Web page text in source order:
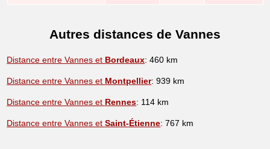
Autres distances de Vannes
Distance entre Vannes et Bordeaux: 460 km
Distance entre Vannes et Montpellier: 939 km
Distance entre Vannes et Rennes: 114 km
Distance entre Vannes etSaint-Étienne: 767 km